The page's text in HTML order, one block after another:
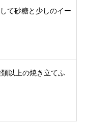
て砂糖と少しのイー
以上の焼き立てふ